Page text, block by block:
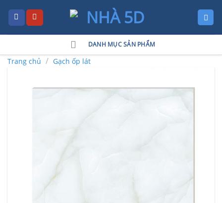
DANH MỤC SẢN PHẨM
Trang chủ / Gạch ốp lát